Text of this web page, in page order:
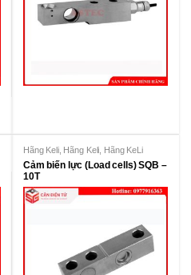
Hãng Keli, Hãng Keli Hãng KeLi
Cảm biến lực (Load cells) SQB –
10T